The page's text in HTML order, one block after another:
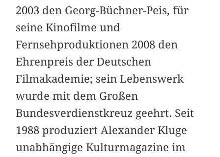
2003 den Georg-Büchner-Peis, für
seine Kinofilme und
Fernsehproduktionen 2008 den
Ehrenpreis der Deutschen
Filmakademie; sein Lebenswerk
wurde mit dem Großen
Bundesverdienstkreuz geehrt. Seit
1988 produziert Alexander Kluge
unabhängige Kulturmagazine im